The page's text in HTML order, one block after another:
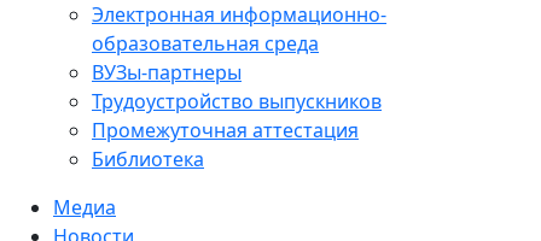
Электронная информационно-
образовательная среда
ВУЗы-партнеры
Трудоустройство выпускников
Промежуточная аттестация
Библиотека
Медиа